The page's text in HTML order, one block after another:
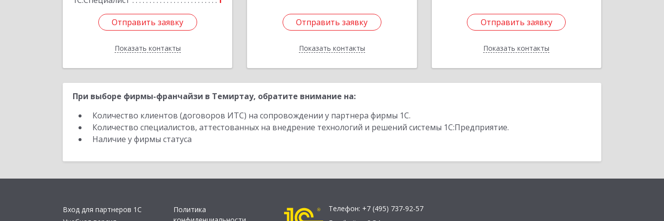
Отправить заявку
Показать контакты
Отправить заявку
Назад
Отправить заявку
Показать контакты
Отправить заявку
Назад
Отправить заявку
Показать контакты
Отправить заявку
Назад
При выборе фирмы-франчайзи в Темиртау, обратите внимание на:
Количество клиентов (договоров ИТС) на сопровождении у партнера фирмы 1С.
Количество специалистов, аттестованных на внедрение технологий и решений системы 1С:Предприятие.
Наличие у фирмы статуса
Вход для партнеров 1С
Политика
Телефон: +7 (495) 737-92-57